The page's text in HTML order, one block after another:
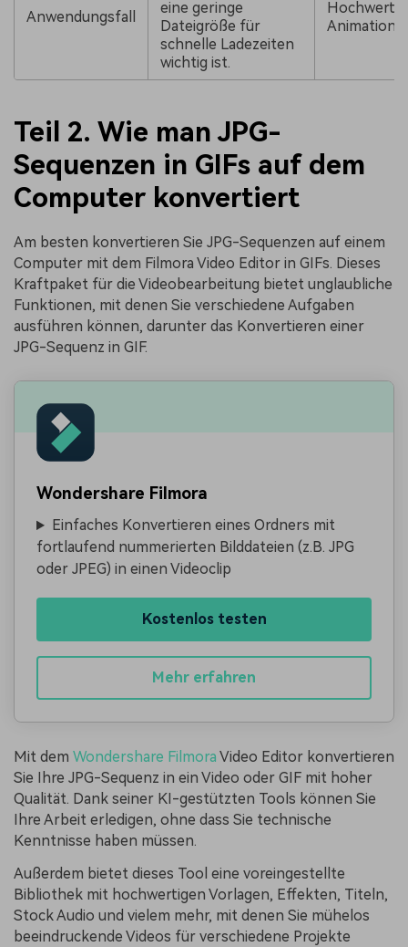
Anwendungsfall
eine geringe
Dateigröße für
schnelle Ladezeiten
wichtig ist.
Animation
Teil 2. Wie man JPG-
Sequenzen in GIFs auf dem
Computer konvertiert
Am besten konvertieren Sie JPG-Sequenzen auf einem
Computer mit dem Filmora Video Editor in GIFs. Dieses
Kraftpaket für die Videobearbeitung bietet unglaubliche
Funktionen, mit denen Sie verschiedene Aufgaben
ausführen können, darunter das Konvertieren einer
JPG-Sequenz in GIF.
Wondershare Filmora
Einfaches Konvertieren eines Ordners mit
fortlaufend nummerierten Bilddateien (z.B. JPG
oder JPEG) in einen Videoclip
Kostenlos testen
Mehr erfahren
Mit dem Wondershare Filmora Video Editor konvertieren
Sie Ihre JPG-Sequenz in ein Video oder GIF mit hoher
Qualität. Dank seiner KI-gestützten Tools können Sie
Ihre Arbeit erledigen, ohne dass Sie technische
Kenntnisse haben müssen.
Außerdem bietet dieses Tool eine voreingestellte
Bibliothek mit hochwertigen Vorlagen, Effekten, Titeln,
Stock Audio und vielem mehr, mit denen Sie mühelos
beeindruckende Videos für verschiedene Projekte